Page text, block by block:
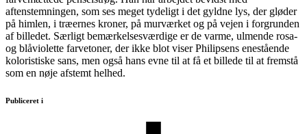
aftenstemningen, som ses meget tydeligt i det gyldne lys, der gløder
på himlen, i træernes kroner, på murværket og på vejen i forgrunden
af billedet. Særligt bemærkelsesværdige er de varme, ulmende rosa-
og blåviolette farvetoner, der ikke blot viser Philipsens enestående
koloristiske sans, men også hans evne til at få et billede til at fremstå
som en nøje afstemt helhed.
Publiceret i